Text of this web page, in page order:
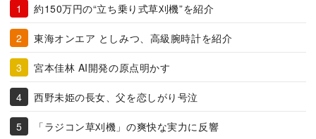
約150万円の“立ち乗り式草刈機”を紹介
東海オンエア としみつ、高級腕時計を紹介
宮本佳林 AI開発の原点明かす
西野未姫の長女、父を恋しがり号泣
「ラジコン草刈機」の爽快な実力に反響